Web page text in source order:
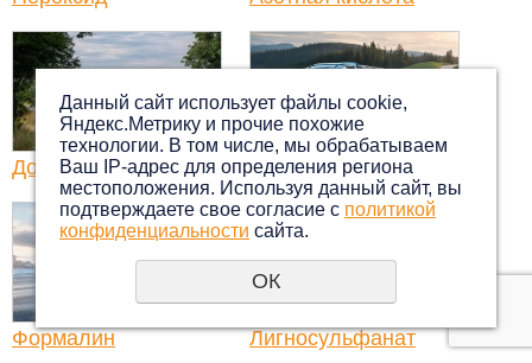
Добавка в бетон Смола
Формалин Лигносульфанат
Данный сайт использует файлы cookie,
Яндекс.Метрику и прочие похожие
технологии. В том числе, мы обрабатываем
Ваш IP-адрес для определения региона
местоположения. Используя данный сайт, вы
подтверждаете свое согласие с политикой
конфиденциальности сайта.
ОК